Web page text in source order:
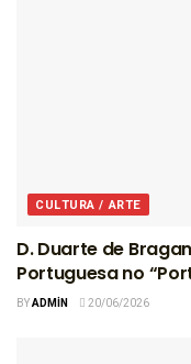
CULTURA / ARTE
D. Duarte de
Portuguesa no
BYADMIN 20/06/2026